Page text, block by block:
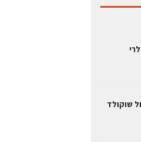
שוקולד